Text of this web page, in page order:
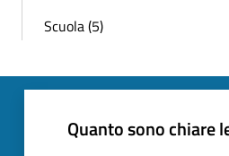
Scuola (5)
Quanto sono chiare